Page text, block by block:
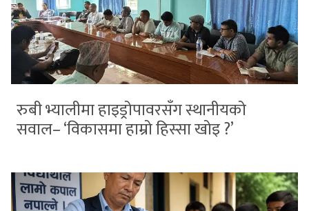
रुबी भ्यालीमा हाइड्रोपावरसँग स्थानीयको
सवाल– ‘विकासमा हाम्रो हिस्सा खोइ ?’